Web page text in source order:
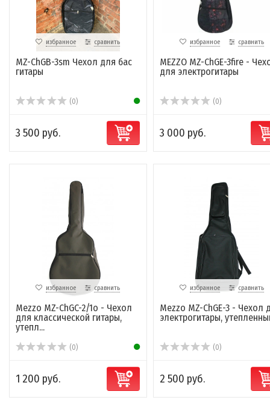
избранное сравнить
MZ-ChGB-3sm Чехол для бас
гитары
(0)
3 500 руб.
избранное сравнить
MEZZO MZ-ChGE-3fire -
для электрогитары
(0)
3 000 руб.
избранное сравнить
Mezzo MZ-ChGC-2/1o - Чехол
для классической гитары,
утепл...
(0)
1 200 руб.
избранное сравнить
Mezzo MZ-ChGE-3 - Чехол
электрогитары,
(0)
2 500 руб.